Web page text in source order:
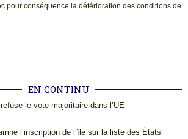
pour conséquence la détérioration des conditions de
EN CONTINU
refuse le vote majoritaire dans l’UE
l’inscription de l’île sur la liste des États